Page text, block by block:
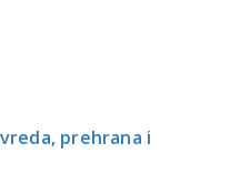
prehrana i